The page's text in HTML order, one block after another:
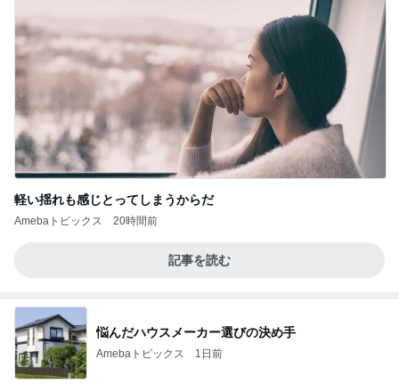
軽い揺れも感じとってしまうからだ
Amebaトピックス 20時間前
記事を読む
悩んだハウスメーカー選びの決め手
Amebaトピックス 1日前